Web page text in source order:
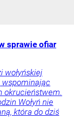
sprawie ofiar
wołyńskiej
wspominając
okrucieństwem.
Wołyń nie
która do dziś